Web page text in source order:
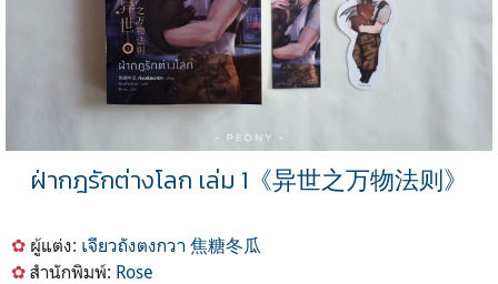
ฝ่ากฎรักต่างโลก เล่ม 1《异世之万物法则》
✿ ผู้แต่ง: เจียวถังตงกวา 焦糖冬瓜
✿ สำนักพิมพ์: Rose